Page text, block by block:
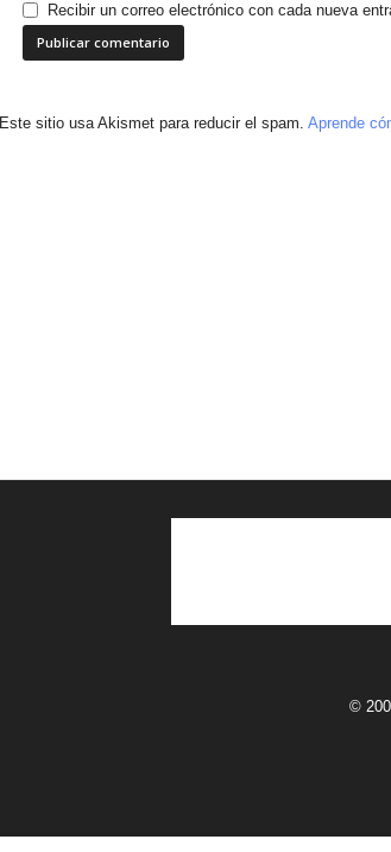
Recibir un correo electrónico con cada nueva
Este sitio usa Akismet para reducir el spam. Aprende
©